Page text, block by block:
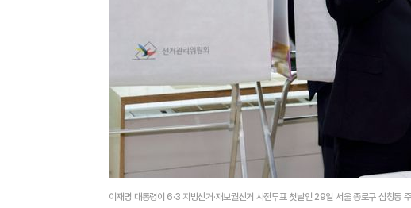
이재명 대통령이 6·3 지방선거·재보궐선거 사전투표 첫날인 29일 서울 종로구 삼청